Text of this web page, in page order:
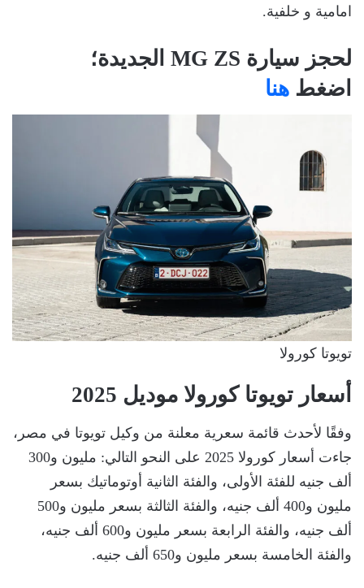
امامية و خلفية.
لحجز سيارة MG ZS الجديدة؛
اضغط هنا
تويوتا كورولا
أسعار تويوتا كورولا موديل 2025
وفقًا لأحدث قائمة سعرية معلنة من وكيل تويوتا في مصر،
جاءت أسعار كورولا 2025 على النحو التالي: مليون و300
ألف جنيه للفئة الأولى، والفئة الثانية أوتوماتيك بسعر
مليون و400 ألف جنيه، والفئة الثالثة بسعر مليون و500
ألف جنيه، والفئة الرابعة بسعر مليون و600 ألف جنيه،
والفئة الخامسة بسعر مليون و650 ألف جنيه.